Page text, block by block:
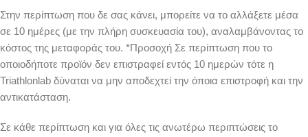
Στην περίπτωση που δε σας κάνει, μπορείτε να το αλλάξετε μέσα
σε 10 ημέρες (με την πλήρη συσκευασία του), αναλαμβάνοντας το
κόστος της μεταφοράς του. *Προσοχή Σε περίπτωση που το
οποιοδήποτε προϊόν δεν επιστραφεί εντός 10 ημερών τότε η
Triathlonlab δύναται να μην αποδεχτεί την όποια επιστροφή και την
αντικατάσταση.
Σε κάθε περίπτωση και για όλες τις ανωτέρω περιπτώσεις το